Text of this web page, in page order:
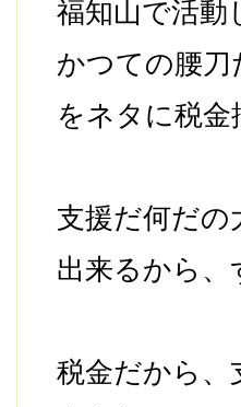
福知山で活動
かつての腰
をネタに税
支援だ何だ
出来るから
税金だから、